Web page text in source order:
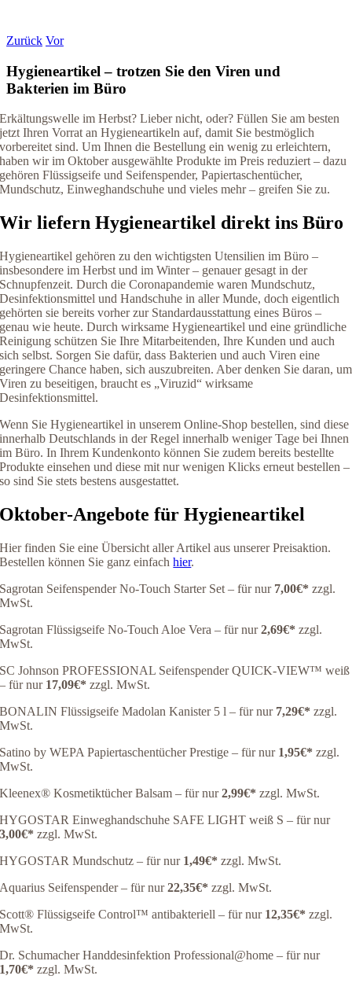
Zurück Vor
Hygieneartikel – trotzen Sie den Viren und
Bakterien im Büro
Erkältungswelle im Herbst? Lieber nicht, oder? Füllen Sie am besten
jetzt Ihren Vorrat an Hygieneartikeln auf, damit Sie bestmöglich
vorbereitet sind. Um Ihnen die Bestellung ein wenig zu erleichtern,
haben wir im Oktober ausgewählte Produkte im Preis reduziert – dazu
gehören Flüssigseife und Seifenspender, Papiertaschentücher,
Mundschutz, Einweghandschuhe und vieles mehr – greifen Sie zu.
Wir liefern Hygieneartikel direkt ins Büro
Hygieneartikel gehören zu den wichtigsten Utensilien im Büro –
insbesondere im Herbst und im Winter – genauer gesagt in der
Schnupfenzeit. Durch die Coronapandemie waren Mundschutz,
Desinfektionsmittel und Handschuhe in aller Munde, doch eigentlich
gehörten sie bereits vorher zur Standardausstattung eines Büros –
genau wie heute. Durch wirksame Hygieneartikel und eine gründliche
Reinigung schützen Sie Ihre Mitarbeitenden, Ihre Kunden und auch
sich selbst. Sorgen Sie dafür, dass Bakterien und auch Viren eine
geringere Chance haben, sich auszubreiten. Aber denken Sie daran, um
Viren zu beseitigen, braucht es „Viruzid“ wirksame
Desinfektionsmittel.
Wenn Sie Hygieneartikel in unserem Online-Shop bestellen, sind diese
innerhalb Deutschlands in der Regel innerhalb weniger Tage bei Ihnen
im Büro. In Ihrem Kundenkonto können Sie zudem bereits bestellte
Produkte einsehen und diese mit nur wenigen Klicks erneut bestellen –
so sind Sie stets bestens ausgestattet.
Oktober-Angebote für Hygieneartikel
Hier finden Sie eine Übersicht aller Artikel aus unserer Preisaktion.
Bestellen können Sie ganz einfachhier.
Sagrotan Seifenspender No-Touch Starter Set – für nur 7,00€* zzgl.
MwSt.
Sagrotan Flüssigseife No-Touch Aloe Vera – für nur2,69€* zzgl.
MwSt.
SC Johnson PROFESSIONAL Seifenspender QUICK-VIEW™ weiß
– für nur 17,09€* zzgl. MwSt.
BONALIN Flüssigseife Madolan Kanister 5 l – für nur 7,29€* zzgl.
MwSt.
Satino by WEPA Papiertaschentücher Prestige – für nur 1,95€* zzgl.
MwSt.
Kleenex® Kosmetiktücher Balsam – für nur2,99€* zzgl. MwSt.
HYGOSTAR Einweghandschuhe SAFE LIGHT weiß S – für nur
3,00€* zzgl. MwSt.
HYGOSTAR Mundschutz – für nur 1,49€* zzgl. MwSt.
Aquarius Seifenspender – für nur22,35€* zzgl. MwSt.
Scott® Flüssigseife Control™ antibakteriell – für nur 12,35€* zzgl.
MwSt.
Dr. Schumacher Handdesinfektion Professional@home – für nur
1,70€* zzgl. MwSt.